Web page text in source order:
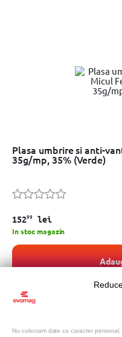
Plasa umbrire si anti-
35g/mp, 35% (Verde)
15299 lei
In stoc magazin
Nu colectam date cu caracter personal.